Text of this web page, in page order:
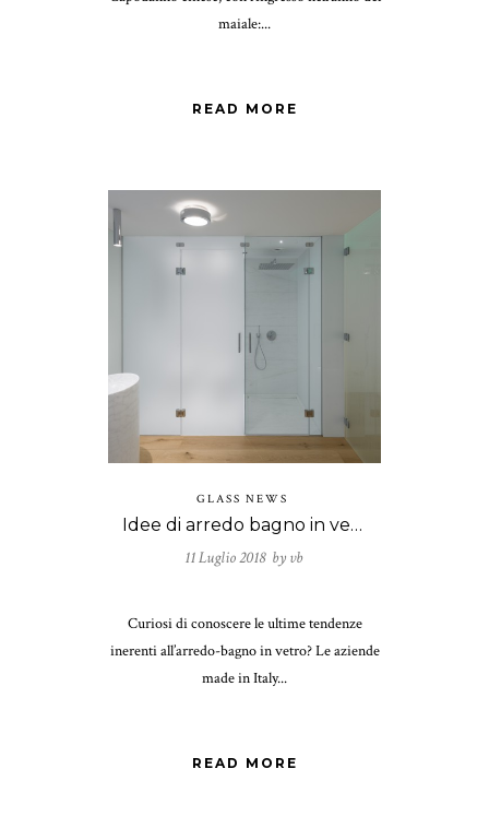
maiale:...
READ MORE
GLASS NEWS
Idee di arredo bagno in vetro per la vostra casa!
11 Luglio 2018 by vb
Curiosi di conoscere le ultime tendenze
inerenti all’arredo-bagno in vetro? Le aziende
made in Italy...
READ MORE